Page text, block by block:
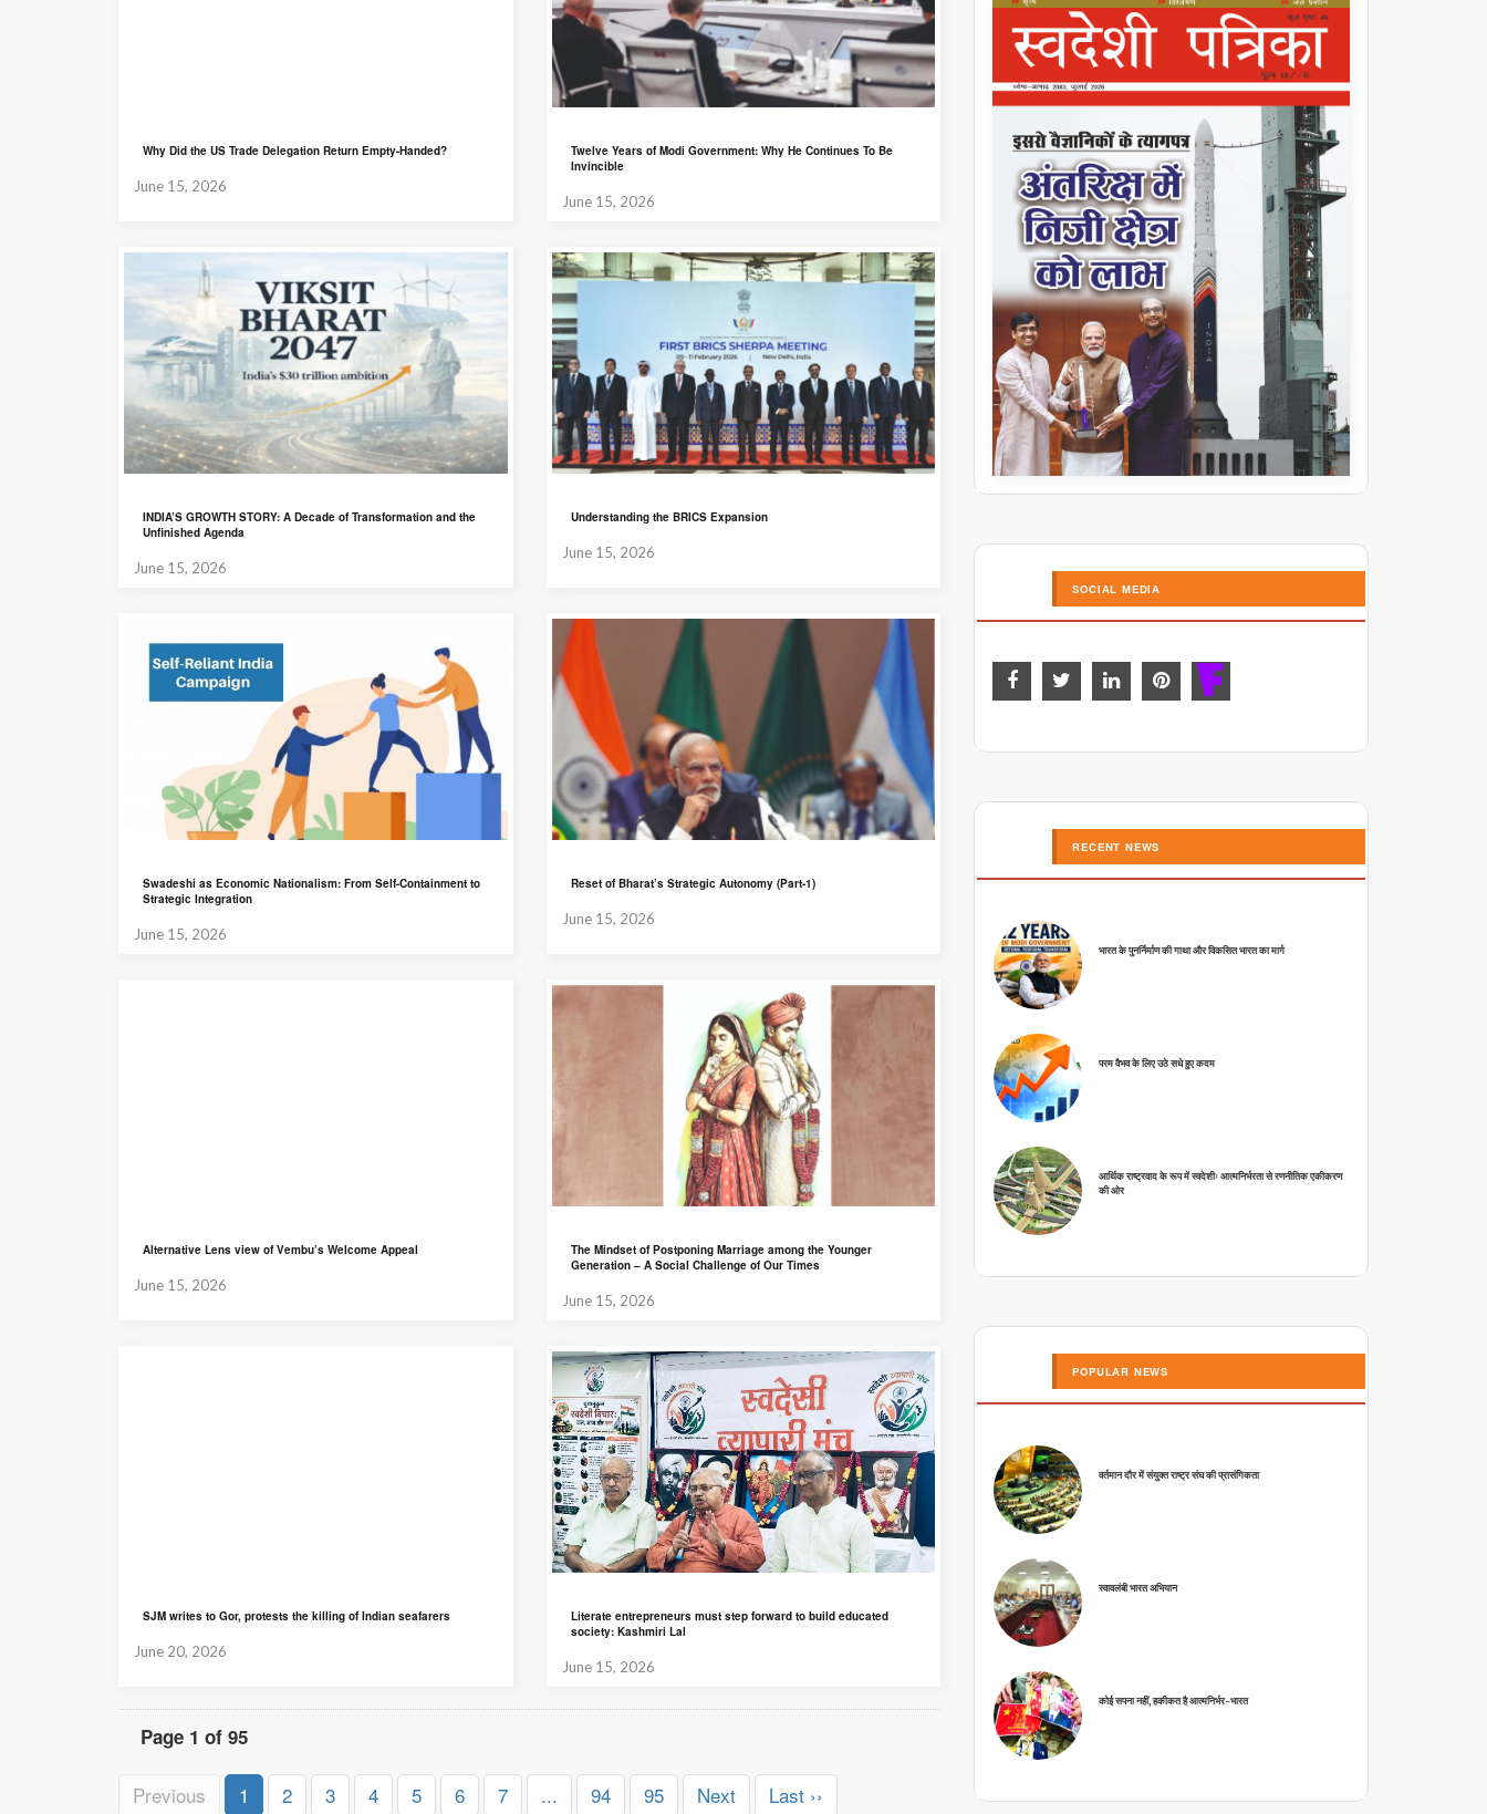
Why Did the US Trade Delegation Return Empty-Handed?
June 15, 2026
Twelve Years of Modi Government: Why He Continues To Be
Invincible
June 15, 2026
INDIA’S GROWTH STORY: A Decade of Transformation and the
Unfinished Agenda
June 15, 2026
Understanding the BRICS Expansion
June 15, 2026
Swadeshi as Economic Nationalism: From Self-Containment to
Strategic Integration
June 15, 2026
Reset of Bharat’s Strategic Autonomy (Part-1)
June 15, 2026
Alternative Lens view of Vembu’s Welcome Appeal
June 15, 2026
The Mindset of Postponing Marriage among the Younger
Generation – A Social Challenge of Our Times
June 15, 2026
SJM writes to Gor, protests the killing of Indian seafarers
June 20, 2026
Literate entrepreneurs must step forward to build educated
society: Kashmiri Lal
June 15, 2026
Page 1 of 95
Previous 1 2 3 4 5 6 7 ... 94 95 Next Last ››
SOCIAL MEDIA
RECENT NEWS
भारत के पुनर्निर्माण की गाथा और विकसित भारत का मार्ग
परम वैभव के लिए उठे सधे हुए कदम
आर्थिक राष्ट्रवाद के रूप में स्वदेशीः आत्मनिर्भरता से रणनीतिक एकीकरण
की ओर
POPULAR NEWS
वर्तमान दौर में संयुक्त राष्ट्र संघ की प्रासंगिकता
स्वावलंबी भारत अभियान
कोई सपना नहीं, हकीकत है आत्मनिर्भर-भारत